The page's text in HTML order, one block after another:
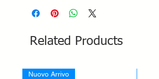
Related Products
Nuovo Arrivo